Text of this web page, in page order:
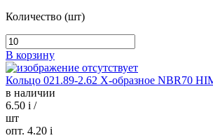
Количество (шт)
В корзину
Кольцо 021.89-2.62 Х-образное NBR70
в наличии
6.50 i /
шт
опт. 4.20 i